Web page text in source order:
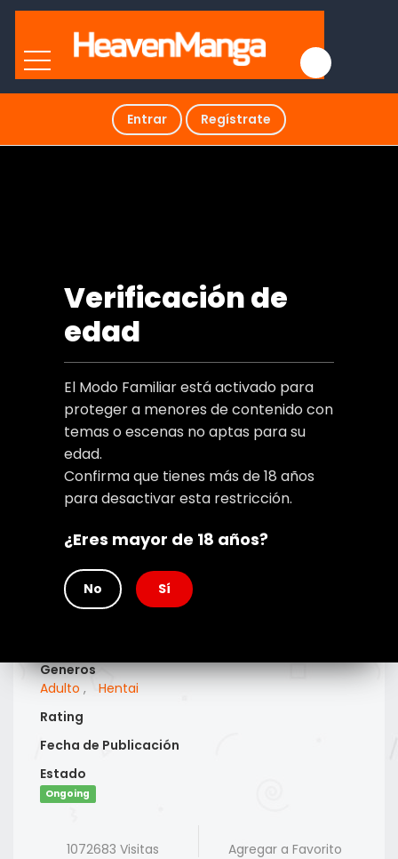
Entrar Regístrate
Verificación de
edad
El Modo Familiar está activado para
proteger a menores de contenido con
temas o escenas no aptas para su
edad.
Confirma que tienes más de 18 años
para desactivar esta restricción.
¿Eres mayor de 18 años?
No Sí
Type
Manga
Desconocido
Autor(es)
Desconocido
Generos
Adulto , Hentai
Rating
Fecha de Publicación
Estado
Ongoing
1072683 Visitas Agregar a Favorito